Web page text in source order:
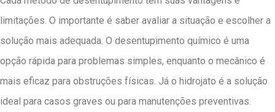
limitações. O importante é saber avaliar a situação e escolher a
solução mais adequada. O desentupimento químico é uma
opção rápida para problemas simples, enquanto o mecânico é
mais eficaz para obstruções físicas. Já o hidrojato é a solução
ideal para casos graves ou para manutenções preventivas.